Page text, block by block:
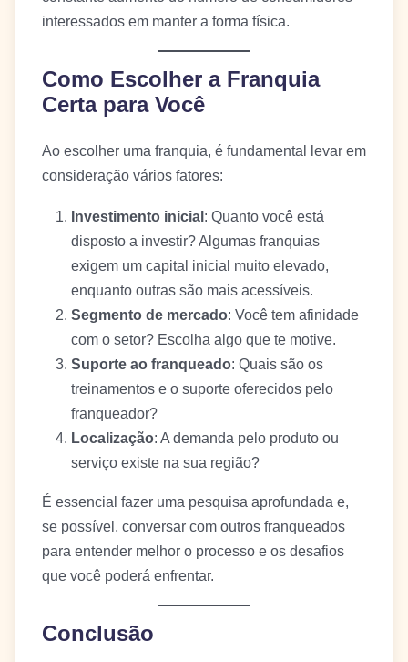
interessados em manter a forma física.
Como Escolher a Franquia
Certa para Você
Ao escolher uma franquia, é fundamental levar em
consideração vários fatores:
Investimento inicial : Quanto você está
disposto a investir? Algumas franquias
exigem um capital inicial muito elevado,
enquanto outras são mais acessíveis.
Segmento de mercado: Você tem afinidade
com o setor? Escolha algo que te motive.
Suporte ao franqueado: Quais são os
treinamentos e o suporte oferecidos pelo
franqueador?
Localização: A demanda pelo produto ou
serviço existe na sua região?
É essencial fazer uma pesquisa aprofundada e,
se possível, conversar com outros franqueados
para entender melhor o processo e os desafios
que você poderá enfrentar.
Conclusão